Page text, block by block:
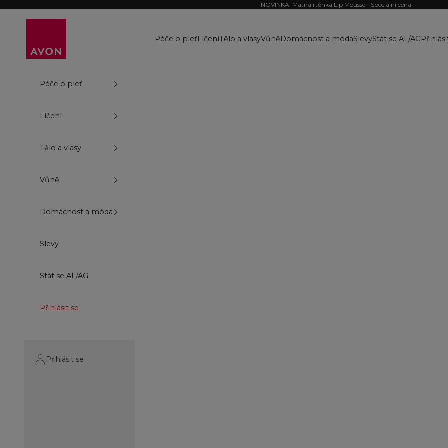
NOVINKA: Matná rtěnka Lip Mousse - Speciální cena
Péče o pleťLíčeníTělo a vlasyVůněDomácnost a módaSlevyStát se AL/AG
Péče o pleť
Líčení
Tělo a vlasy
Vůně
Domácnost a móda
Slevy
Stát se AL/AG
Přihlásit se
Přihlásit se